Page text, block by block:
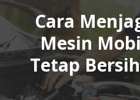
Artikel
Kontak
Cara
Mesin
Tetap